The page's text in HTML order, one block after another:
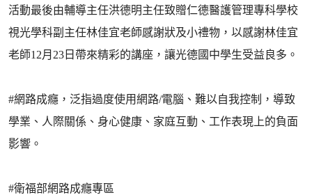
活動最後由輔導主任洪德明主任致贈仁德醫護管理專科學校
視光學科副主任林佳宜老師感謝狀及小禮物，以感謝林佳宜
老師12月23日帶來精彩的講座，讓光德國中學生受益良多。
#網路成癮，泛指過度使用網路/電腦、難以自我控制，導致
學業、人際關係、身心健康、家庭互動、工作表現上的負面
影響。
#衛福部網路成癮專區